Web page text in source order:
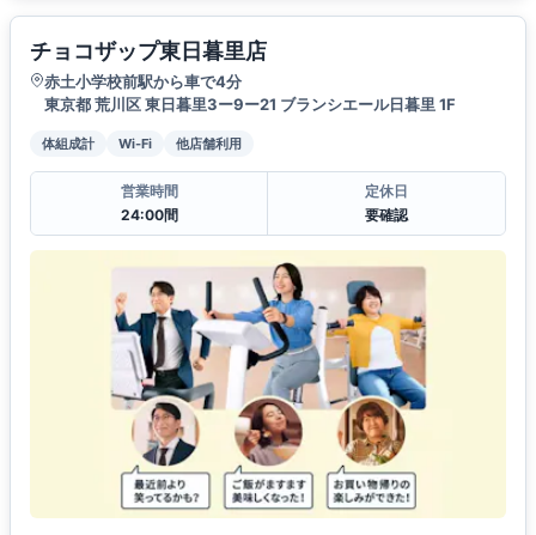
チョコザップ東日暮里店
赤土小学校前駅から車で4分
東京都 荒川区 東日暮里3ー9ー21 ブランシエール日暮里 1F
体組成計 Wi-Fi 他店舗利用
営業時間
24:00間
定休日
要確認